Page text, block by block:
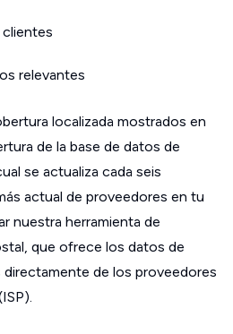
relevantes
localizada mostrados en
de la base de datos de
se actualiza cada seis
actual de proveedores en tu
nuestra herramienta de
que ofrece los datos de
de los proveedores